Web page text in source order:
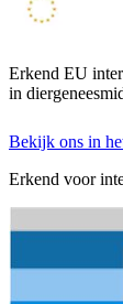
Erkend EU
in
Bekijk ons in
Erkend voor